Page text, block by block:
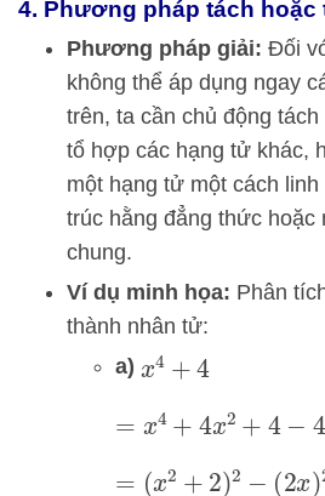
4. Phương pháp tách
Phương pháp giải: Đối
không thể áp dụng ngay
trên, ta cần chủ động
tổ hợp các hạng tử khác,
một hạng tử một cách
trúc hằng đẳng thức hoặc
chung.
Ví dụ minh họa: Phân
thành nhân tử:
a) x4 +4
=x4+4x2+4− 4x2
=( x2+ 2) 2−( 2x )2